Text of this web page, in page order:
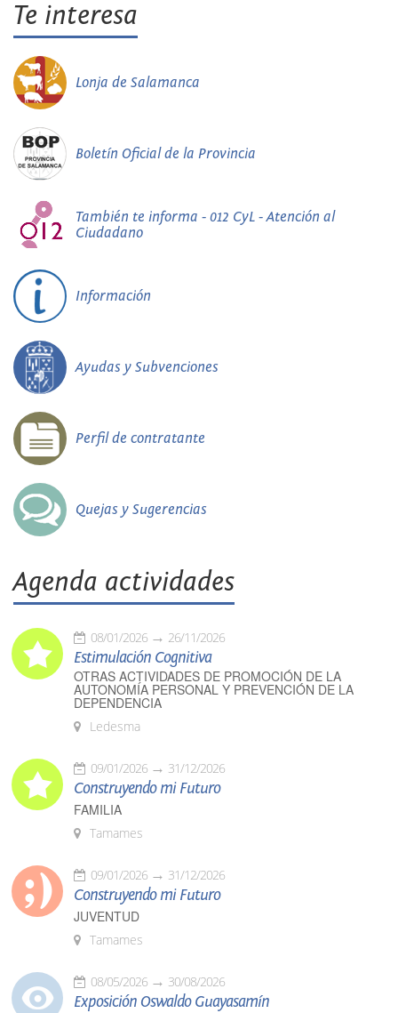
Te interesa
Lonja de Salamanca
Boletín Oficial de la Provincia
También te informa - 012 CyL - Atención al
Ciudadano
Información
Ayudas y Subvenciones
Perfil de contratante
Quejas y Sugerencias
Agenda actividades
08/01/2026 26/11/2026
Estimulación Cognitiva
OTRAS ACTIVIDADES DE PROMOCIÓN DE LA
AUTONOMÍA PERSONAL Y PREVENCIÓN DE LA
DEPENDENCIA
Ledesma
09/01/2026 31/12/2026
Construyendo mi Futuro
FAMILIA
Tamames
09/01/2026 31/12/2026
Construyendo mi Futuro
JUVENTUD
Tamames
08/05/2026 30/08/2026
Exposición Oswaldo Guayasamín